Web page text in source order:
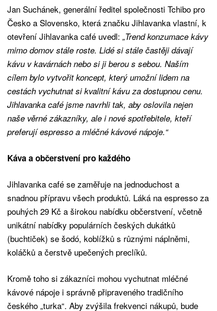
Jan Suchánek, generální ředitel společnosti Tchibo pro
Česko a Slovensko, která značku Jihlavanka vlastní, k
otevření Jihlavanka café uvedl: „Trend konzumace kávy
mimo domov stále roste. Lidé si stále častěji dávají
kávu v kavárnách nebo si ji berou s sebou. Naším
cílem bylo vytvořit koncept, který umožní lidem na
cestách vychutnat si kvalitní kávu za dostupnou cenu.
Jihlavanka café jsme navrhli tak, aby oslovila nejen
naše věrné zákazníky, ale i nové spotřebitele, kteří
preferují espresso a mléčné kávové nápoje.“
Káva a občerstvení pro každého
Jihlavanka café se zaměřuje na jednoduchost a
snadnou přípravu všech produktů. Láká na espresso za
pouhých 29 Kč a širokou nabídku občerstvení, včetně
unikátní nabídky populárních českých dukátků
(buchtiček) se šodó, koblížků s různými náplněmi,
koláčků a čerstvě upečených preclíků.
Kromě toho si zákazníci mohou vychutnat mléčné
kávové nápoje i správně připraveného tradičního
českého „turka“. Aby zvýšila frekvenci nákupů, bude